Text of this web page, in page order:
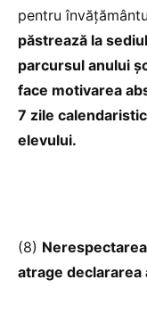
pentru
păstrează la
parcursul anului
face motivarea
7 zile
elevului.
(8)
atrage